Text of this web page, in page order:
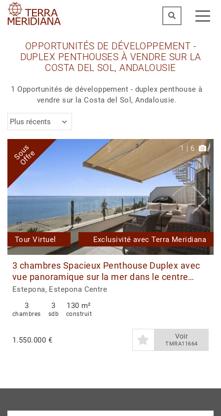
OPPORTUNITÉS DE DÉVELOPPEMENT -
DUPLEX PENTHOUSES À VENDRE SUR LA
COSTA DEL SOL, ANDALOUSIE
1 Opportunités de développement - duplex penthouse à
vendre sur la Costa del Sol, Andalousie.
Plus récents
Sous
Offre 1 | 6
Exclusivité avec Terra Meridiana
Tour Virtuel
3 chambres Spacieux Penthouse Duplex avec
vue panoramique sur la mer dans le centre
d'Estepona
Estepona, Estepona Centre
3
chambres
3
sdb
130 m²
construit
1.550.000 € Voir
TMRA11664